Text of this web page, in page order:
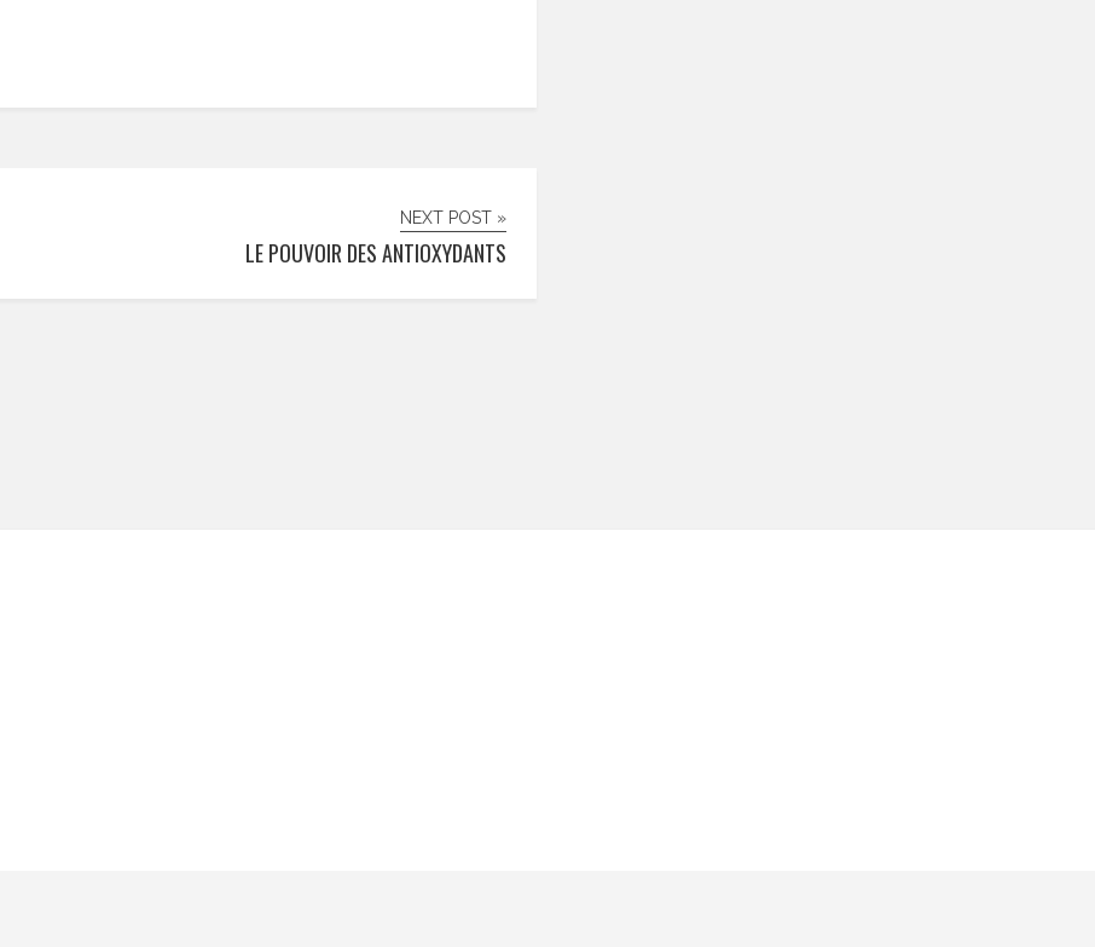
NEXT POST »
LE POUVOIR DES ANTIOXYDANTS